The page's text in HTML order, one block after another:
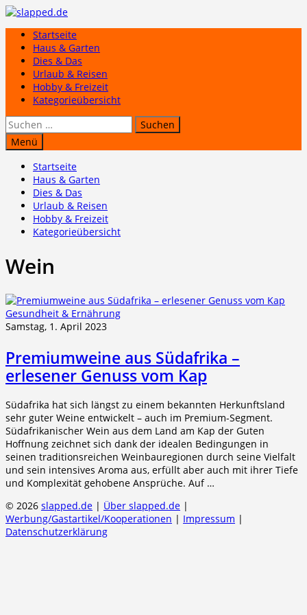
Zum
springenStartseite
Haus & Garten
Dies & Das
Urlaub & Reisen
Hobby & Freizeit
Kategorieübersicht
Suchen
nach:
Menü
Startseite
Haus & Garten
Dies & Das
Urlaub & Reisen
Hobby & Freizeit
Kategorieübersicht
Wein
Gesundheit & Ernährung
Samstag, 1. April 2023
Premiumweine aus Südafrika –
erlesener Genuss vom Kap
Südafrika hat sich längst zu einem bekannten Herkunftsland
sehr guter Weine entwickelt – auch im Premium-Segment.
Südafrikanischer Wein aus dem Land am Kap der Guten
Hoffnung zeichnet sich dank der idealen Bedingungen in
seinen traditionsreichen Weinbauregionen durch seine Vielfalt
und sein intensives Aroma aus, erfüllt aber auch mit ihrer Tiefe
und Komplexität gehobene Ansprüche. Auf …
© 2026 slapped.de | Über slapped.de |
Werbung/Gastartikel/Kooperationen | Impressum |
Datenschutzerklärung